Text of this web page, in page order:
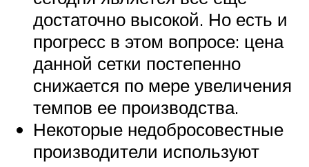
достаточно высокой. Но есть и
прогресс в этом вопросе: цена
данной сетки постепенно
снижается по мере увеличения
темпов ее производства.
Некоторые недобросовестные
производители используют